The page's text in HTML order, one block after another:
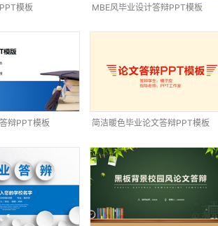
模板 MBE风毕业设计答辩PPT模板
辩PPT模板 简洁暖色毕业论文答辩PPT模板